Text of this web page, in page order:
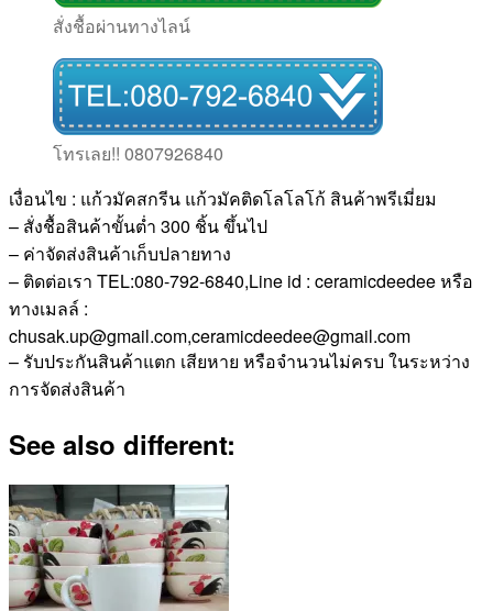
สั่งชื้อผ่านทางไลน์
โทรเลย!! 0807926840
เงื่อนไข : แก้วมัคสกรีน แก้วมัคติดโลโลโก้ สินค้าพรีเมี่ยม
– สั่งชื้อสินค้าขั้นต่ำ 300 ชิ้น ขึ้นไป
– ค่าจัดส่งสินค้าเก็บปลายทาง
– ติดต่อเรา TEL:080-792-6840,Line id : ceramicdeedee หรือ
ทางเมลล์ :
chusak.up@gmail.com,ceramicdeedee@gmail.com
– รับประกันสินค้าแตก เสียหาย หรือจำนวนไม่ครบ ในระหว่าง
การจัดส่งสินค้า
See also different: